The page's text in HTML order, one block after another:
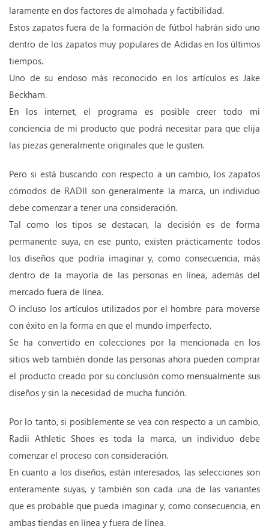
laramente en dos factores de almohada y factibilidad.
Estos zapatos fuera de la formación de fútbol habrán sido uno
dentro de los zapatos muy populares de Adidas en los últimos
tiempos.
Uno de su endoso más reconocido en los artículos es Jake
Beckham.
En los internet, el programa es posible creer todo mi
conciencia de mi producto que podrá necesitar para que elija
las piezas generalmente originales que le gusten.
Pero si está buscando con respecto a un cambio, los zapatos
cómodos de RADII son generalmente la marca, un individuo
debe comenzar a tener una consideración.
Tal como los tipos se destacan, la decisión es de forma
permanente suya, en ese punto, existen prácticamente todos
los diseños que podría imaginar y, como consecuencia, más
dentro de la mayoría de las personas en línea, además del
mercado fuera de línea.
O incluso los artículos utilizados por el hombre para moverse
con éxito en la forma en que el mundo imperfecto.
Se ha convertido en colecciones por la mencionada en los
sitios web también donde las personas ahora pueden comprar
el producto creado por su conclusión como mensualmente sus
diseños y sin la necesidad de mucha función.
Por lo tanto, si posiblemente se vea con respecto a un cambio,
Radii Athletic Shoes es toda la marca, un individuo debe
comenzar el proceso con consideración.
En cuanto a los diseños, están interesados, las selecciones son
enteramente suyas, y también son cada una de las variantes
que es probable que pueda imaginar y, como consecuencia, en
ambas tiendas en línea y fuera de línea.